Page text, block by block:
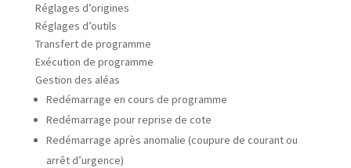
Réglages d’origines
Réglages d’outils
Transfert de programme
Exécution de programme
Gestion des aléas
Redémarrage en cours de programme
Redémarrage pour reprise de cote
Redémarrage après anomalie (coupure de courant ou
arrêt d’urgence)